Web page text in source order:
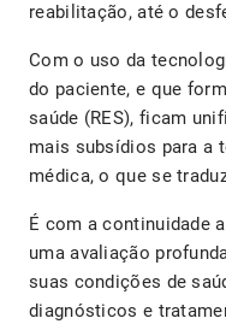
reabilitação, até o
Com o uso da
do paciente, e que
saúde (RES), ficam
mais subsídios para a
médica, o que se
É com a continuidade
uma avaliação
suas condições de
diagnósticos e